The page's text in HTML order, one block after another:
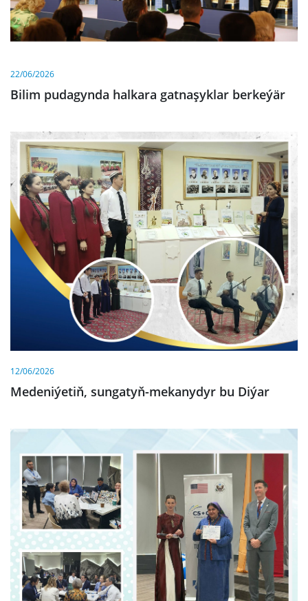
22/06/2026
Bilim pudagynda halkara gatnaşyklar berkeýär
12/06/2026
Medeniýetiň, sungatyň-mekanydyr bu Diýar